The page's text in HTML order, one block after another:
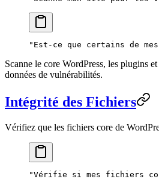
"Est-ce que certains de
Scanne le core WordPress, les plugins
données de vulnérabilités.
Intégrité des Fichiers
Vérifiez que les fichiers core de
"Vérifie si mes fichiers